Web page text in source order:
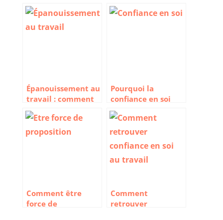
Épanouissement au
travail : comment
trouver un sens à
ce que l’on fait
Pourquoi la
confiance en soi
est-elle si
importante au
travail ?
Comment être
force de
Comment
retrouver